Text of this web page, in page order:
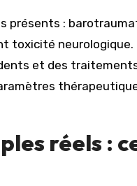
présents :
toxicité
et des
réels :